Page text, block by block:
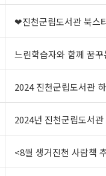
❤진천군립도서관 북스
느린학습자와 함께 꿈
2024 진천군립도서관
2024년 진천군립도서
<8월 생거진천 사람책